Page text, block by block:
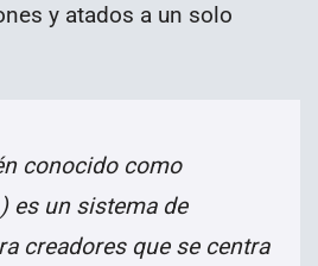
y atados a un solo
conocido como
es un sistema de
creadores que se centra